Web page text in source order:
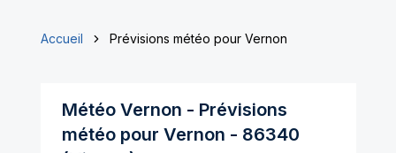
Accueil Prévisions météo pour Vernon
Météo Vernon - Prévisions
météo pour Vernon - 86340